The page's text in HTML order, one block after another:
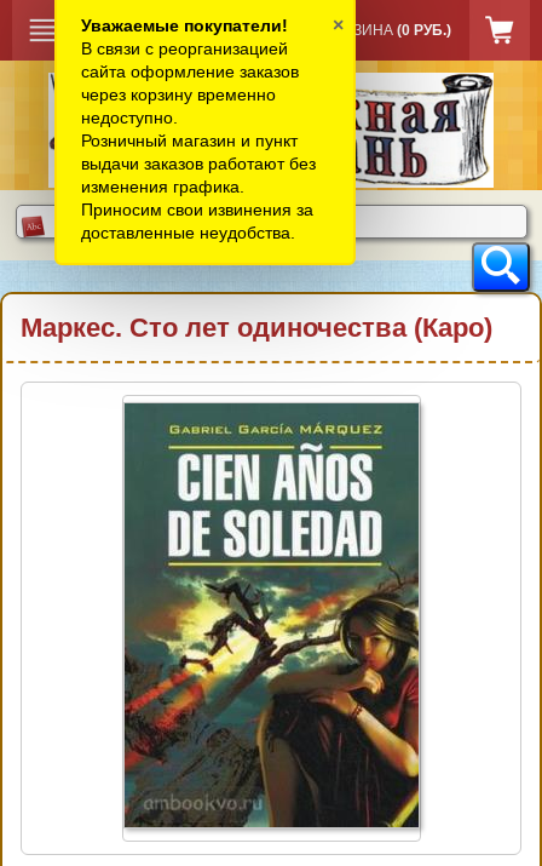
КОРЗИНА (0 РУБ.)
Маркес. Сто лет одиночества (Каро)
Уважаемые покупатели!
В связи с реорганизацией
сайта оформление заказов
через корзину временно
недоступно.
Розничный магазин и пункт
выдачи заказов работают без
изменения графика.
Приносим свои извинения за
доставленные неудобства.
×